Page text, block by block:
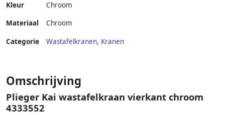
Kleur
Chroom
Materiaal
Chroom
Categorie Wastafelkranen, Kranen
Omschrijving
Plieger Kai wastafelkraan vierkant chroom
4333552